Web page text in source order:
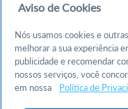
Aviso de Cookies
Nós usamos cookies e
melhorar a sua experiência
publicidade e recomendar
nossos serviços, você
em nossa
Política de